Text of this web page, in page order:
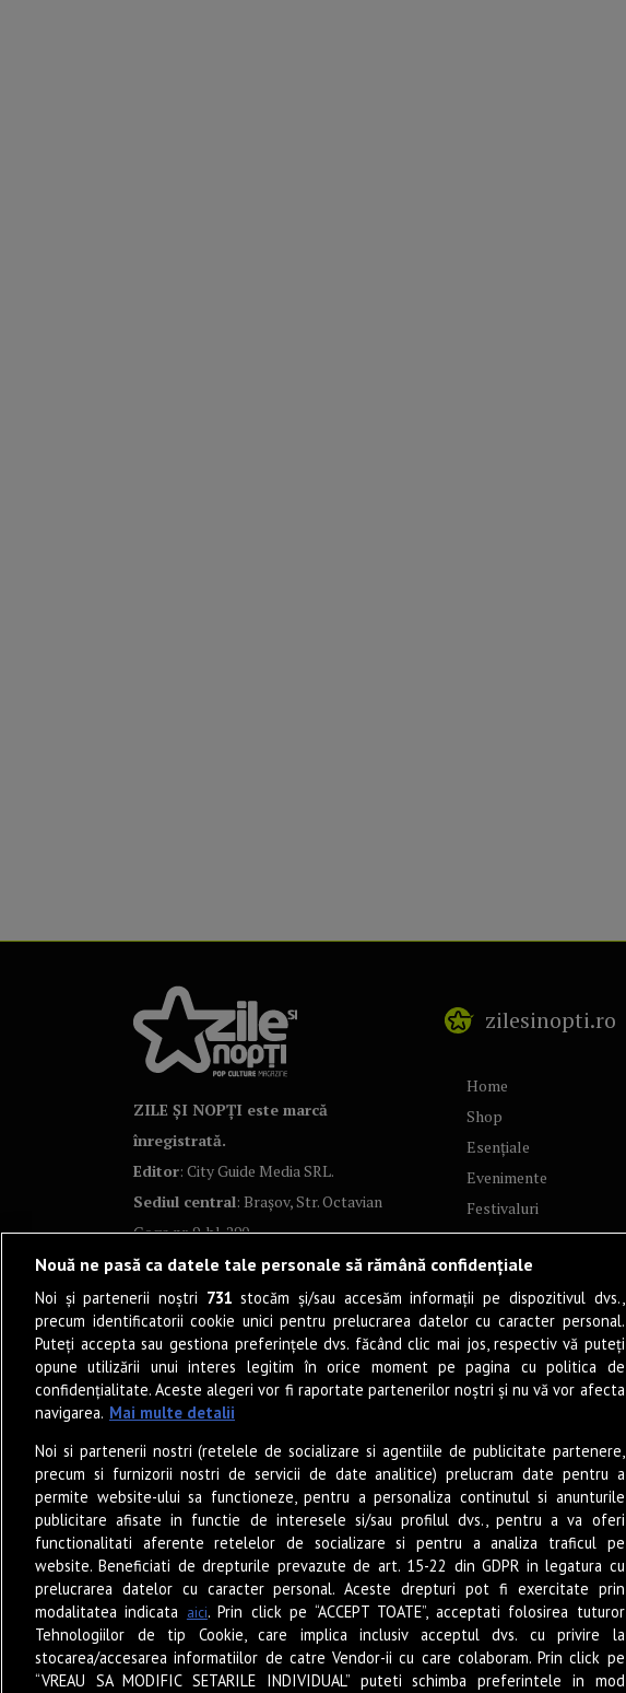
ZILE ȘI NOPȚI este marcă
înregistrată.
Editor: City Guide Media SRL.
Sediul central: Brașov, Str. Octavian
Goga nr. 9, bl. 290
zilesinopti.ro
Home
Shop
Esențiale
Evenimente
Festivaluri
Concerte
Artă & Cultură
Teatru
Film
Program filme
Lifestyle
Muzică
Sunete Live
Eat & Drink
POP-UP Stories
Junior
Newsletter
© 2026 – Zile și Nopți. Toate drepturile rezervate.
Nouă ne pasă ca datele tale personale să rămână confidențiale
Noi și partenerii noștri 731 stocăm și/sau accesăm informații pe dispozitivul dvs.,
precum identificatorii cookie unici pentru prelucrarea datelor cu caracter personal.
Puteți accepta sau gestiona preferințele dvs. făcând clic mai jos, respectiv vă puteți
opune utilizării unui interes legitim în orice moment pe pagina cu politica de
confidențialitate. Aceste alegeri vor fi raportate partenerilor noștri și nu vă vor afecta
navigarea. Mai multe detalii
Noi si partenerii nostri (retelele de socializare si agentiile de publicitate partenere,
precum si furnizorii nostri de servicii de date analitice) prelucram date pentru a
permite website-ului sa functioneze, pentru a personaliza continutul si anunturile
publicitare afisate in functie de interesele si/sau profilul dvs., pentru a va oferi
functionalitati aferente retelelor de socializare si pentru a analiza traficul pe
website. Beneficiati de drepturile prevazute de art. 15-22 din GDPR in legatura cu
prelucrarea datelor cu caracter personal. Aceste drepturi pot fi exercitate prin
modalitatea indicata aici. Prin click pe “ACCEPT TOATE”, acceptati folosirea tuturor
Tehnologiilor de tip Cookie, care implica inclusiv acceptul dvs. cu privire la
stocarea/accesarea informatiilor de catre Vendor-ii cu care colaboram. Prin click pe
“VREAU SA MODIFIC SETARILE INDIVIDUAL” puteti schimba preferintele in mod